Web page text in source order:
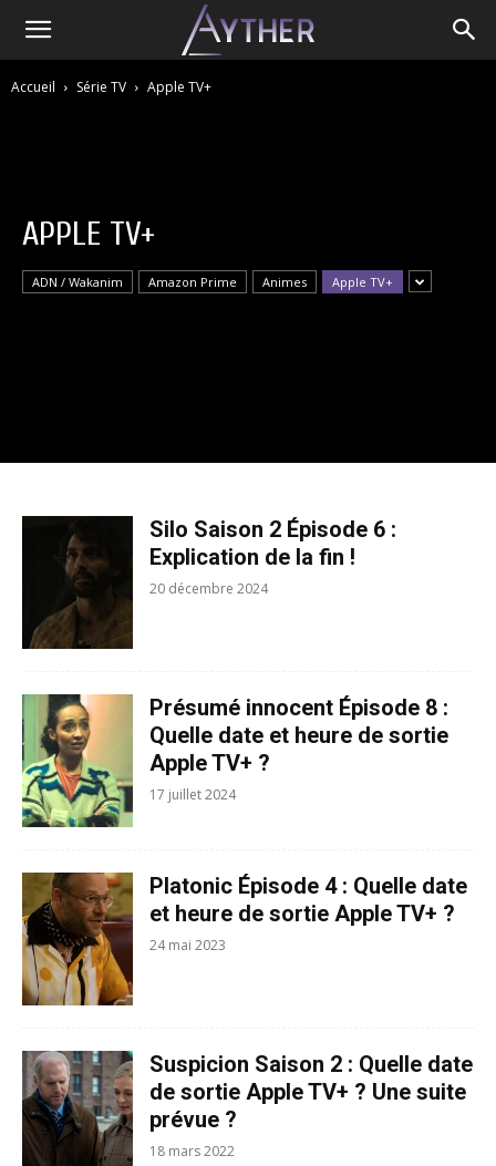
Accueil Série TV Apple TV+
APPLE TV+
ADN / Wakanim Amazon Prime Animes Apple TV+
Silo Saison 2 Épisode 6 :
Explication de la fin !
20 décembre 2024
Présumé innocent Épisode 8 :
Quelle date et heure de sortie
Apple TV+ ?
17 juillet 2024
Platonic Épisode 4 : Quelle date
et heure de sortie Apple TV+ ?
24 mai 2023
Suspicion Saison 2 : Quelle date
de sortie Apple TV+ ? Une suite
prévue ?
18 mars 2022